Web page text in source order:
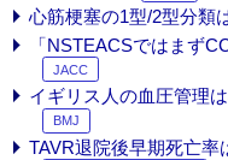
心筋梗塞の1型/2型分類
「NSTEACSではまず
JACC
イギリス人の血圧管理
BMJ
TAVR退院後早期死亡率